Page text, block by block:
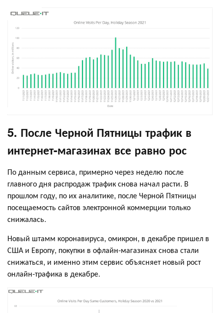
5. После Черной Пятницы трафик в
интернет-магазинах все равно рос
По данным сервиса, примерно через неделю после
главного дня распродаж трафик снова начал расти. В
прошлом году, по их аналитике, после Черной Пятницы
посещаемость сайтов электронной коммерции только
снижалась.
Новый штамм коронавируса, омикрон, в декабре пришел в
США и Европу, покупки в офлайн-магазинах снова стали
снижаться, и именно этим сервис объясняет новый рост
онлайн-трафика в декабре.